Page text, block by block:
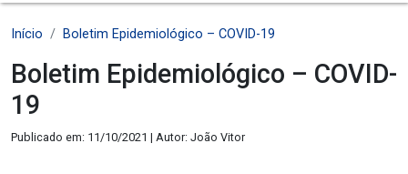
Início Boletim Epidemiológico – COVID-19
Boletim Epidemiológico – COVID-
19
Publicado em: 11/10/2021 | Autor: João Vitor